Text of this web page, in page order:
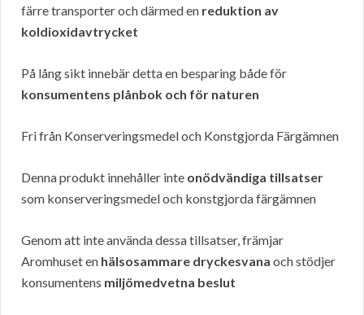
färre transporter och därmed en reduktion av
koldioxidavtrycket
På lång sikt innebär detta en besparing både för
konsumentens plånbok och för naturen
Fri från Konserveringsmedel och Konstgjorda Färgämnen
Denna produkt innehåller inte onödvändiga tillsatser
som konserveringsmedel och konstgjorda färgämnen
Genom att inte använda dessa tillsatser, främjar
Aromhuset en hälsosammare dryckesvana och stödjer
konsumentens miljömedvetna beslut